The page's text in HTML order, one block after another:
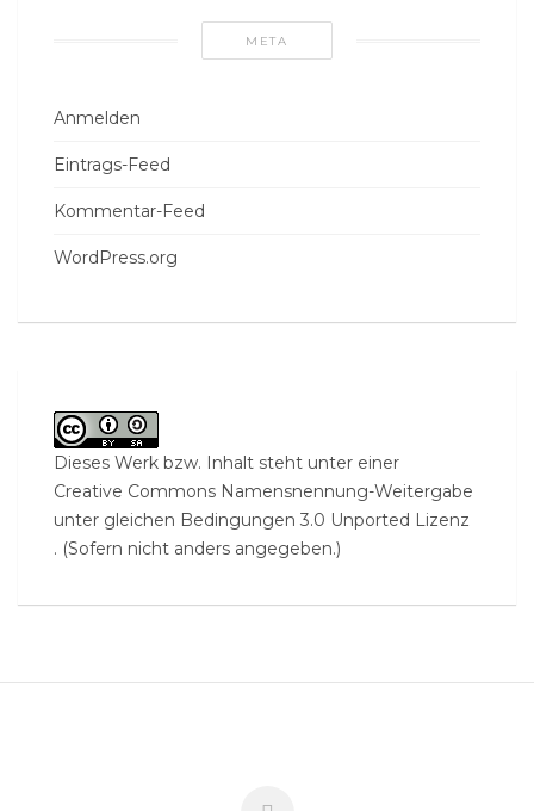
META
Anmelden
Eintrags-Feed
Kommentar-Feed
WordPress.org
Dieses Werk bzw. Inhalt steht unter einer
Creative Commons Namensnennung-Weitergabe
unter gleichen Bedingungen 3.0 Unported Lizenz
. (Sofern nicht anders angegeben.)